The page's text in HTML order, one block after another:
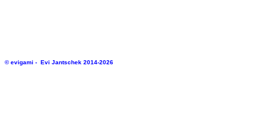
© evigami - Evi Jantschek 2014-2026